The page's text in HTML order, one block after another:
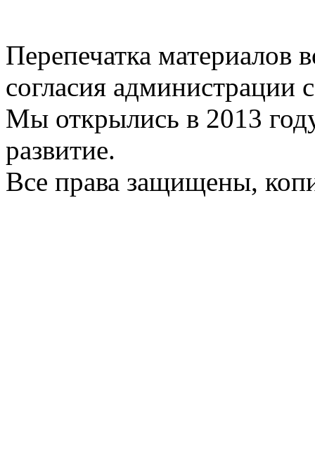
Перепечатка материалов
согласия администрации
Мы открылись в 2013
развитие.
Все права защищены,